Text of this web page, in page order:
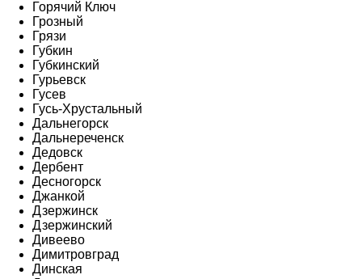
Горячий Ключ
Грозный
Грязи
Губкин
Губкинский
Гурьевск
Гусев
Гусь-Хрустальный
Дальнегорск
Дальнереченск
Дедовск
Дербент
Десногорск
Джанкой
Дзержинск
Дзержинский
Дивеево
Димитровград
Динская